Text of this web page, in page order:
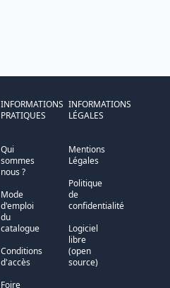
INFORMATIONS
PRATIQUES
Qui
sommes
nous ?
Mode
d'emploi
du
catalogue
Conditions
d'accès
Foire
INFORMATIONS
LÉGALES
Mentions
Légales
Politique
de
confidentialité
Logiciel
libre
(open
source)